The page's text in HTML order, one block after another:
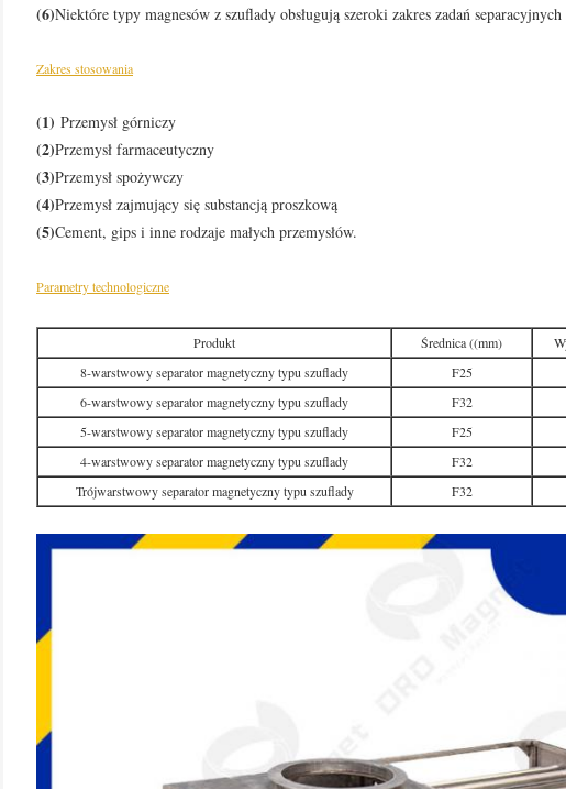
(6)Niektóre typy magnesów z szuflady obsługują szeroki zakres zadań
Zakres stosowania
(1) Przemysł górniczy
(2)Przemysł farmaceutyczny
(3)Przemysł spożywczy
(4)Przemysł zajmujący się substancją proszkową
(5)Cement, gips i inne rodzaje małych przemysłów.
Parametry technologiczne
Produkt Średnica ((mm)
8-warstwowy separator magnetyczny typu szuflady
F25
6-warstwowy separator magnetyczny typu szuflady
F32
5-warstwowy separator magnetyczny typu szuflady
F25
4-warstwowy separator magnetyczny typu szuflady
F32
Trójwarstwowy separator magnetyczny typu szuflady
F32